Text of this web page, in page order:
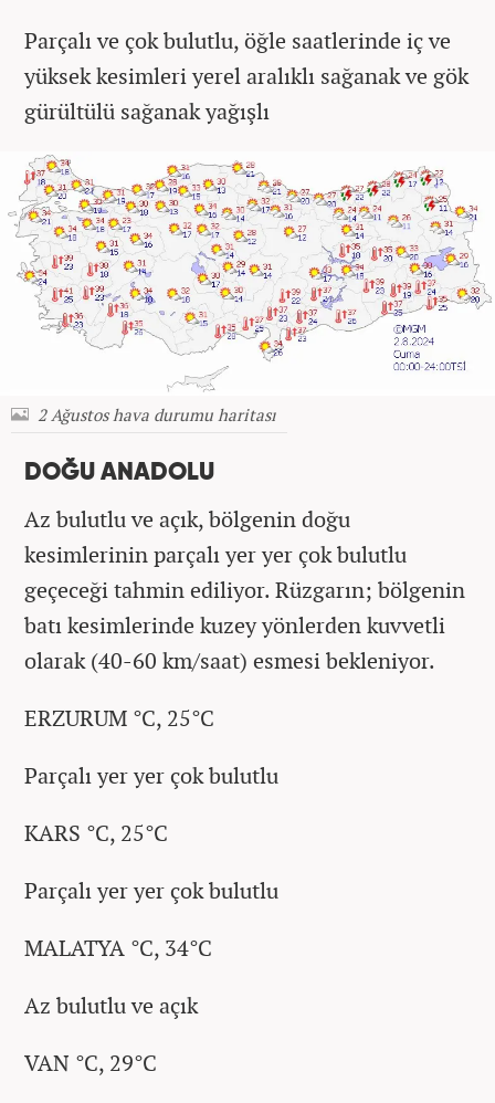
Parçalı ve çok bulutlu, öğle saatlerinde iç ve
yüksek kesimleri yerel aralıklı sağanak ve gök
gürültülü sağanak yağışlı
2 Ağustos hava durumu haritası
DOĞU ANADOLU
Az bulutlu ve açık, bölgenin doğu
kesimlerinin parçalı yer yer çok bulutlu
geçeceği tahmin ediliyor. Rüzgarın; bölgenin
batı kesimlerinde kuzey yönlerden kuvvetli
olarak (40-60 km/saat) esmesi bekleniyor.
ERZURUM °C, 25°C
Parçalı yer yer çok bulutlu
KARS °C, 25°C
Parçalı yer yer çok bulutlu
MALATYA °C, 34°C
Az bulutlu ve açık
VAN °C, 29°C